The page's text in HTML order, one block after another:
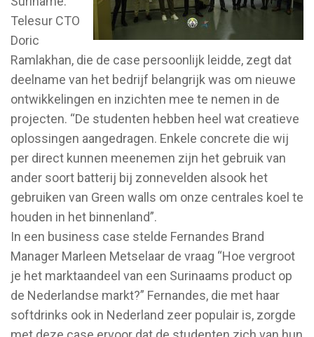
Telesur CTO
Doric
Ramlakhan, die de case persoonlijk leidde, zegt dat
deelname van het bedrijf belangrijk was om nieuwe
ontwikkelingen en inzichten mee te nemen in de
projecten. “De studenten hebben heel wat creatieve
oplossingen aangedragen. Enkele concrete die wij
per direct kunnen meenemen zijn het gebruik van
ander soort batterij bij zonnevelden alsook het
gebruiken van Green walls om onze centrales koel te
houden in het binnenland”.
In een business case stelde Fernandes Brand
Manager Marleen Metselaar de vraag “Hoe vergroot
je het marktaandeel van een Surinaams product op
de Nederlandse markt?” Fernandes, die met haar
softdrinks ook in Nederland zeer populair is, zorgde